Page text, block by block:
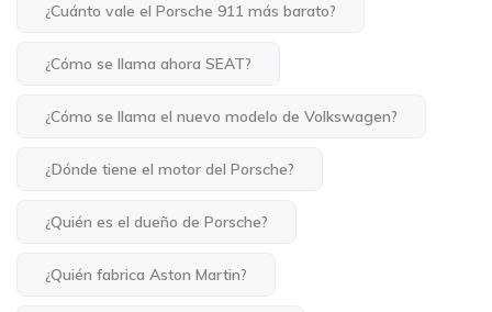
¿Cuánto vale el Porsche 911 más barato?
¿Cómo se llama ahora SEAT?
¿Cómo se llama el nuevo modelo de Volkswagen?
¿Dónde tiene el motor del Porsche?
¿Quién es el dueño de Porsche?
¿Quién fabrica Aston Martin?